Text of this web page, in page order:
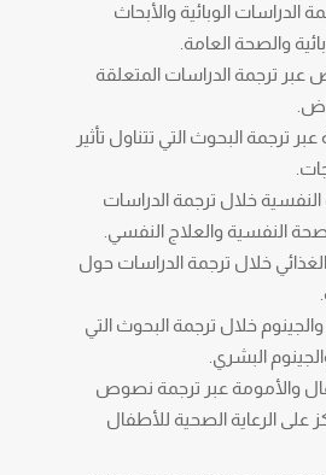
الدراسات الوبائية والأبحاث
والصحة العامة.
عبر ترجمة الدراسات المتعلقة
ترجمة البحوث التي تتناول تأثير
خلال ترجمة الدراسات
النفسية والعلاج النفسي.
خلال ترجمة الدراسات حول
والجينوم خلال ترجمة البحوث التي
البشري.
والأمومة عبر ترجمة نصوص
على الرعاية الصحية للأطفال